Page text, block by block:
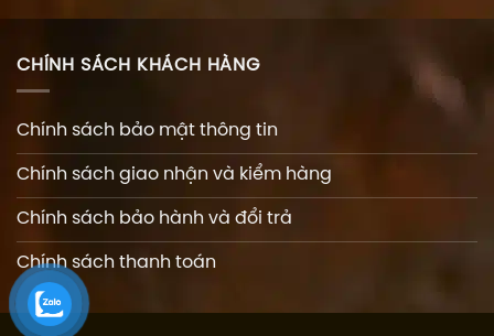
CHÍNH SÁCH KHÁCH HÀNG
Chính sách bảo mật thông tin
Chính sách giao nhận và kiểm hàng
Chính sách bảo hành và đổi trả
Chính sách thanh toán